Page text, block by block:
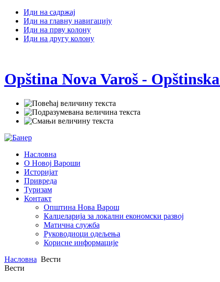
Иди на садржај
Иди на главну навигацију
Иди на прву колону
Иди на другу колону
Opština Nova Varoš -
Насловна
О Новој Вароши
Историјат
Привреда
Туризам
Контакт
Општина Нова Варош
Калцеларија за локални економски развој
Матична служба
Руководиоци одељења
Корисне информације
Насловна Вести
Вести